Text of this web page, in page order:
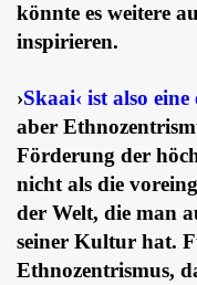
könnte es weitere
inspirieren.
›Skaai‹ ist also
aber
Förderung der
nicht als die
der Welt, die man
seiner Kultur hat.
Ethnozentrismus,